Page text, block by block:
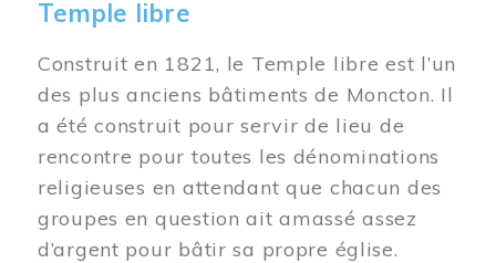
Temple libre
Construit en 1821, le Temple libre est l’un
des plus anciens bâtiments de Moncton. Il
a été construit pour servir de lieu de
rencontre pour toutes les dénominations
religieuses en attendant que chacun des
groupes en question ait amassé assez
d’argent pour bâtir sa propre église.